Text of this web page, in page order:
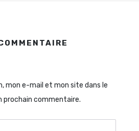
mon e-mail et mon site dans le
prochain commentaire.